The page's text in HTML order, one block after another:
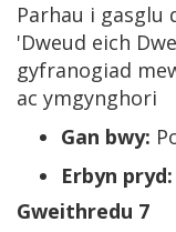
Parhau i
'Dweud eich
gyfranogiad
ac ymgynghori
Gan bwy:
Erbyn pryd:
Gweithredu 7